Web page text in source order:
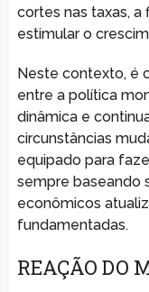
cortes nas taxas,
estimular o
Neste contexto, é
entre a política
dinâmica e
circunstâncias
equipado para
sempre baseando
econômicos
fundamentadas.
REAÇÃO DO